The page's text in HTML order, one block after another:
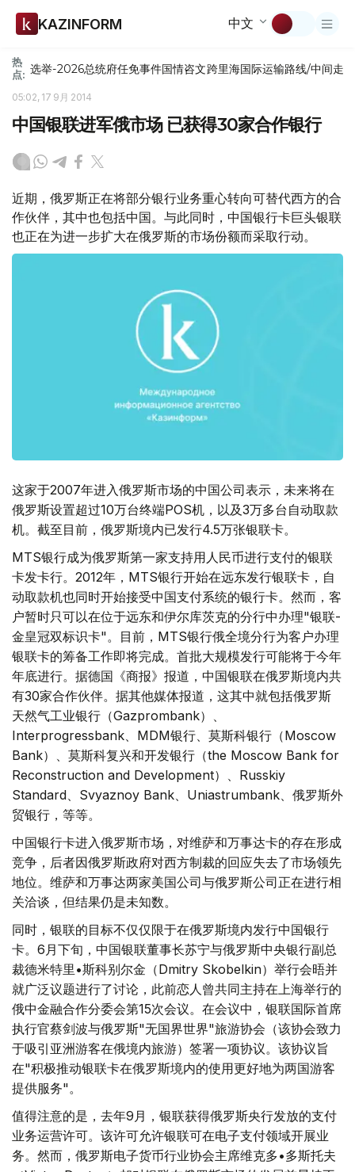
KAZINFORM 中文
热
点: 选举-2026总统府任免事件国情咨文跨里海国际运输路线/中间走廊
05:02, 17 9月 2014
中国银联进军俄市场 已获得30家合作银行
近期，俄罗斯正在将部分银行业务重心转向可替代西方的合
作伙伴，其中也包括中国。与此同时，中国银行卡巨头银联
也正在为进一步扩大在俄罗斯的市场份额而采取行动。
这家于2007年进入俄罗斯市场的中国公司表示，未来将在
俄罗斯设置超过10万台终端POS机，以及3万多台自动取款
机。截至目前，俄罗斯境内已发行4.5万张银联卡。
MTS银行成为俄罗斯第一家支持用人民币进行支付的银联
卡发卡行。2012年，MTS银行开始在远东发行银联卡，自
动取款机也同时开始接受中国支付系统的银行卡。然而，客
户暂时只可以在位于远东和伊尔库茨克的分行中办理"银联-
金皇冠双标识卡"。目前，MTS银行俄全境分行为客户办理
银联卡的筹备工作即将完成。首批大规模发行可能将于今年
年底进行。据德国《商报》报道，中国银联在俄罗斯境内共
有30家合作伙伴。据其他媒体报道，这其中就包括俄罗斯
天然气工业银行（Gazprombank）、
Interprogressbank、MDM银行、莫斯科银行（Moscow
Bank）、莫斯科复兴和开发银行（the Moscow Bank for
Reconstruction and Development）、Russkiy
Standard、Svyaznoy Bank、Uniastrumbank、俄罗斯外
贸银行，等等。
中国银行卡进入俄罗斯市场，对维萨和万事达卡的存在形成
竞争，后者因俄罗斯政府对西方制裁的回应失去了市场领先
地位。维萨和万事达两家美国公司与俄罗斯公司正在进行相
关洽谈，但结果仍是未知数。
同时，银联的目标不仅仅限于在俄罗斯境内发行中国银行
卡。6月下旬，中国银联董事长苏宁与俄罗斯中央银行副总
裁德米特里•斯科别尔金（Dmitry Skobelkin）举行会晤并
就广泛议题进行了讨论，此前恋人曾共同主持在上海举行的
俄中金融合作分委会第15次会议。在会议中，银联国际首席
执行官蔡剑波与俄罗斯"无国界世界"旅游协会（该协会致力
于吸引亚洲游客在俄境内旅游）签署一项协议。该协议旨
在"积极推动银联卡在俄罗斯境内的使用更好地为两国游客
提供服务"。
值得注意的是，去年9月，银联获得俄罗斯央行发放的支付
业务运营许可。该许可允许银联可在电子支付领域开展业
务。然而，俄罗斯电子货币行业协会主席维克多•多斯托夫